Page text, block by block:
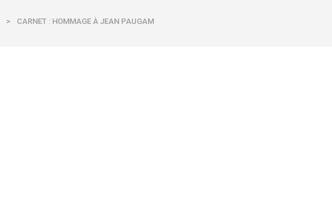
> CARNET : HOMMAGE À JEAN PAUGAM